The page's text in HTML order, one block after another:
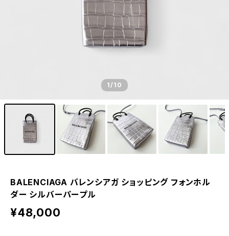
1/10
BALENCIAGA バレンシアガ ショッピング フォンホル
ダー シルバーパープル
¥48,000